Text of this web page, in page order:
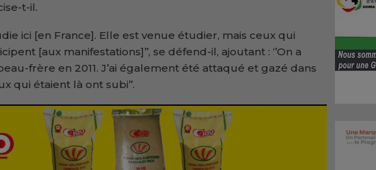
t-il.
ici [en France]. Elle est venue étudier, mais ceux qui
[aux manifestations]’’, se défend-il, ajoutant : ‘’On a
frère en 2011. J’ai également été attaqué et gazé dans
qui étaient là ont subi’’.